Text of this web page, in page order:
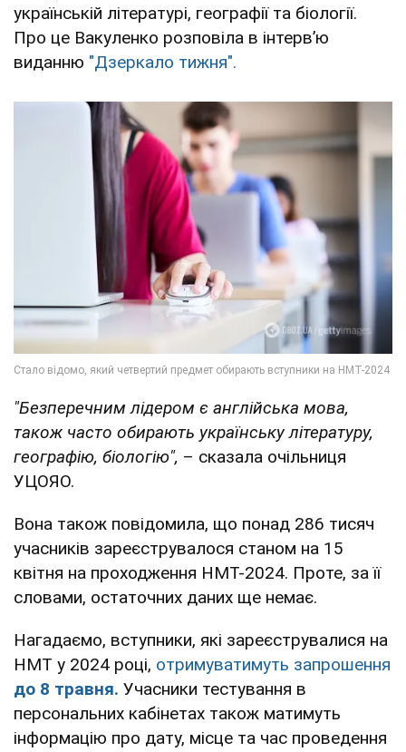
українській літературі, географії та біології.
Про це Вакуленко розповіла в інтервʼю
виданню "Дзеркало тижня".
"Безперечним лідером є англійська мова,
також часто обирають українську літературу,
географію, біологію", – сказала очільниця
УЦОЯО.
Вона також повідомила, що понад 286 тисяч
учасників зареєструвалося станом на 15
квітня на проходження НМТ-2024. Проте, за її
словами, остаточних даних ще немає.
Нагадаємо, вступники, які зареєструвалися на
НМТ у 2024 році, отримуватимуть запрошення
до 8 травня. Учасники тестування в
персональних кабінетах також матимуть
інформацію про дату, місце та час проведення